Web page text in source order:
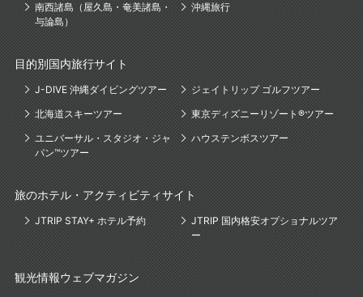
南西諸島（屋久島・奄美諸島・
与論島）
沖縄旅行
目的別国内旅行サイト
J-DIVE 沖縄ダイビングツアー
ジェイトリップ ゴルフツアー
北海道スキーツアー
東京ディズニーリゾート®ツアー
ユニバーサル・スタジオ・ジャ
パン™ツアー
ハウステンボスツアー
旅のホテル・アクティビティサイト
JTRIP STAY+ ホテル予約
JTRIP 国内格安オプショナルツア
ー
観光情報ウェブマガジン